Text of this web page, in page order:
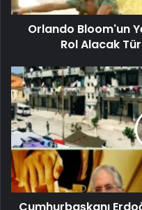
Orlando Bloom'un
Rol Alacak
Cumhurbaşkanı